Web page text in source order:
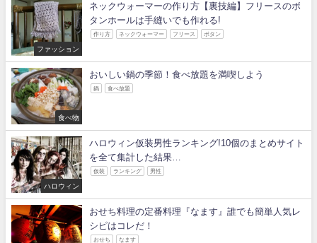
ファッション
ネックウォーマーの作り方【裏技編】フリースのボ
タンホールは手縫いでも作れる!
作り方 ネックウォーマー フリース ボタン
食べ物
おいしい鍋の季節！食べ放題を満喫しよう
鍋 食べ放題
ハロウィン
ハロウィン仮装男性ランキング!10個のまとめサイト
を全て集計した結果…
仮装 ランキング 男性
おせち料理の定番料理『なます』誰でも簡単人気レ
シピはコレだ！
おせち なます